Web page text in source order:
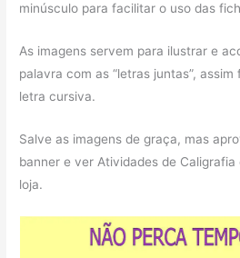
minúsculo para facilitar o uso das
As imagens servem para ilustrar e
palavra com as “letras juntas”,
letra cursiva.
Salve as imagens de graça, mas
banner e ver Atividades de
loja.